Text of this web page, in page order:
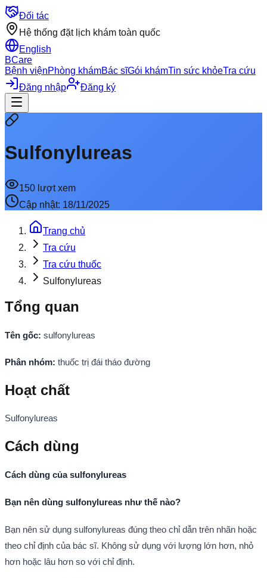
Đối tác
Hệ thống đặt lịch khám toàn quốc
English
BCare
Bệnh việnPhòng khámBác sĩGói khámTin sức khỏeTra cứu
Đăng nhập
Đăng ký
Sulfonylureas
150 lượt xem
Cập nhật: 18/11/2025
Trang chủ
Tra cứu
Tra cứu thuốc
Sulfonylureas
Tổng quan
Tên gốc: sulfonylureas
Phân nhóm: thuốc trị đái tháo đường
Hoạt chất
Sulfonylureas
Cách dùng
Cách dùng của sulfonylureas
Bạn nên dùng sulfonylureas như thế nào?
Bạn nên sử dụng sulfonylureas đúng theo chỉ dẫn trên nhãn hoặc
theo chỉ định của bác sĩ. Không sử dụng với lượng lớn hơn, nhỏ
hơn hoặc lâu hơn so với chỉ định.